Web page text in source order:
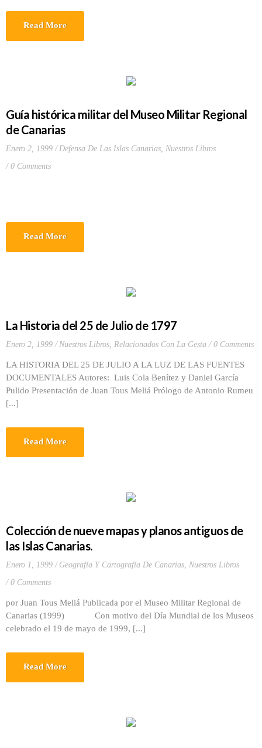
Read More
Guía histórica militar del Museo Militar Regional
de Canarias
Enero 2, 1999 Defensa De Las Islas Canarias, Nuestros Libros
0 Comments
Read More
La Historia del 25 de Julio de 1797
Enero 2, 1999 Nuestros Libros, Relacionados Con La Gesta 0 Comments
LA HISTORIA DEL 25 DE JULIO A LA LUZ DE LAS FUENTES
DOCUMENTALES Autores: Luis Cola Benítez y Daniel García
Pulido Presentación de Juan Tous Meliá Prólogo de Antonio Rumeu
[...]
Read More
Colección de nueve mapas y planos antiguos de
las Islas Canarias.
Enero 1, 1999 Geografía Y Cartografía De Canarias, Nuestros Libros
0 Comments
por Juan Tous Meliá Publicada por el Museo Militar Regional de
Canarias (1999) Con motivo del Día Mundial de los Museos
celebrado el 19 de mayo de 1999, [...]
Read More